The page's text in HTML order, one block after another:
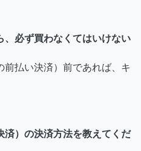
、必ず買わなくてはいけない
払い決済）前であれば、キ
済）の決済方法を教えてくだ